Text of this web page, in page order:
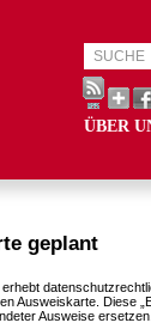
ÜBER
geplant
Ausweiskarte. Diese
Ausweise ersetzen.